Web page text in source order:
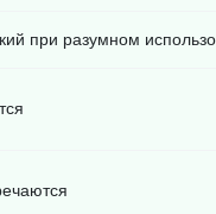
при разумном